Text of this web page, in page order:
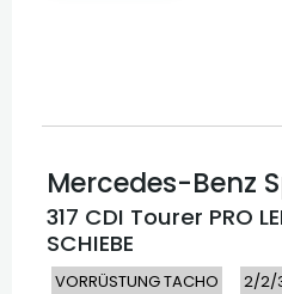
Mercedes-Benz
317 CDI Tourer PRO
SCHIEBE
VORRÜSTUNG TACHO 2/2/